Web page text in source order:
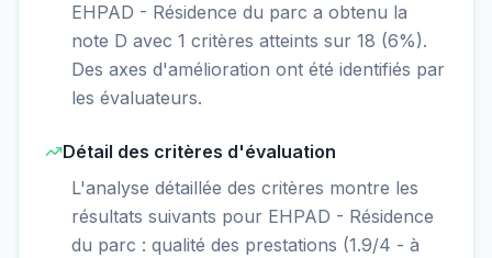
EHPAD - Résidence du parc a obtenu la
note D avec 1 critères atteints sur 18 (6%).
Des axes d'amélioration ont été identifiés par
les évaluateurs.
Détail des critères d'évaluation
L'analyse détaillée des critères montre les
résultats suivants pour EHPAD - Résidence
du parc : qualité des prestations (1.9/4 - à